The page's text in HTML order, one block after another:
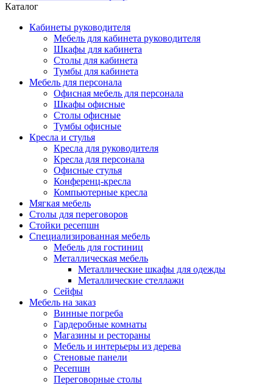
Каталог
Кабинеты руководителя
Мебель для кабинета руководителя
Шкафы для кабинета
Столы для кабинета
Тумбы для кабинета
Мебель для персонала
Офисная мебель для персонала
Шкафы офисные
Столы офисные
Тумбы офисные
Кресла и стулья
Кресла для руководителя
Кресла для персонала
Офисные стулья
Конференц-кресла
Компьютерные кресла
Мягкая мебель
Столы для переговоров
Стойки ресепшн
Специализированная мебель
Мебель для гостиниц
Металлическая мебель
Металлические шкафы для одежды
Металлические стеллажи
Сейфы
Мебель на заказ
Винные погреба
Гардеробные комнаты
Магазины и рестораны
Мебель и интерьеры из дерева
Стеновые панели
Ресепшн
Переговорные столы